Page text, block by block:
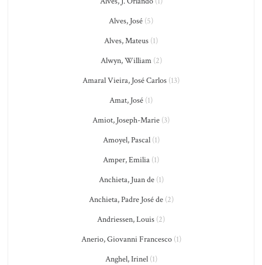
Alves, José (5)
Alves, Mateus (1)
Alwyn, William(2)
Amaral Vieira, José Carlos (13)
Amat, José (1)
Amiot, Joseph-Marie (3)
Amoyel, Pascal(1)
Amper, Emilia (1)
Anchieta, Juan de(1)
Anchieta, Padre José de(2)
Andriessen, Louis (2)
Anerio, Giovanni Francesco(1)
Anghel, Irinel(1)